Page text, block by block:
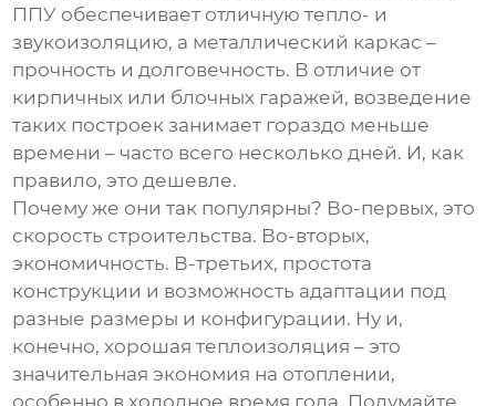
ППУ обеспечивает отличную тепло- и
звукоизоляцию, а металлический каркас –
прочность и долговечность. В отличие от
кирпичных или блочных гаражей, возведение
таких построек занимает гораздо меньше
времени – часто всего несколько дней. И, как
правило, это дешевле.
Почему же они так популярны? Во-первых, это
скорость строительства. Во-вторых,
экономичность. В-третьих, простота
конструкции и возможность адаптации под
разные размеры и конфигурации. Ну и,
конечно, хорошая теплоизоляция – это
значительная экономия на отоплении,